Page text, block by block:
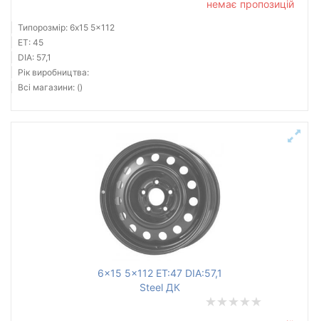
немає пропозицій
Типорозмір: 6x15 5x112
ET: 45
DIA: 57,1
Рік виробництва:
Всі магазини: ()
6x15 5x112 ET:47 DIA:57,1
Steel ДК